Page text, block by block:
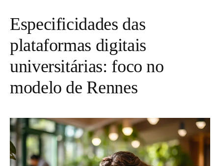
e
n
t
Especificidades das
plataformas digitais
universitárias: foco no
modelo de Rennes